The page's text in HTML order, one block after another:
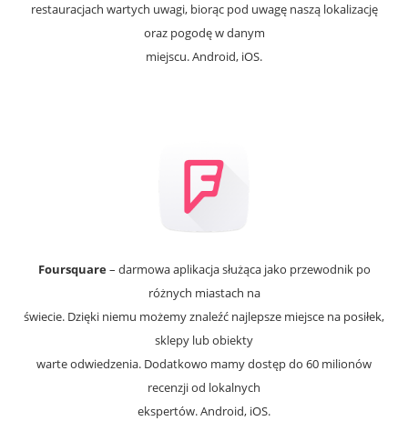
restauracjach wartych uwagi, biorąc pod uwagę naszą lokalizację
oraz pogodę w danym
miejscu. Android, iOS.
Foursquare– darmowa aplikacja służąca jako przewodnik po
różnych miastach na
świecie. Dzięki niemu możemy znaleźć najlepsze miejsce na posiłek,
sklepy lub obiekty
warte odwiedzenia. Dodatkowo mamy dostęp do 60 milionów
recenzji od lokalnych
ekspertów. Android, iOS.